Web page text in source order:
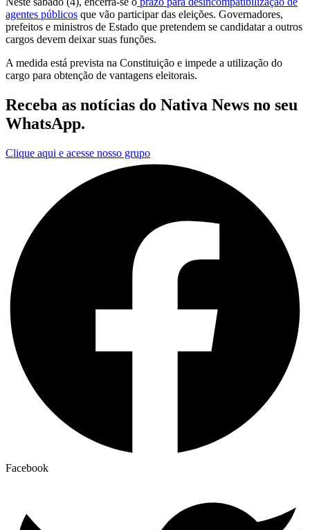
agentes públicos que vão participar das eleições. Governadores,
prefeitos e ministros de Estado que pretendem se candidatar a outros
cargos devem deixar suas funções.
A medida está prevista na Constituição e impede a utilização do
cargo para obtenção de vantagens eleitorais.
Receba as notícias do Nativa News no seu
WhatsApp.
Clique aqui e acesse nosso grupo
Facebook